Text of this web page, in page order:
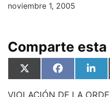
noviembre 1, 2005
Comparte
Compartir
en
X
(
Compartir
en
F
a
en
L
i
VIOLACIÓN DE LA